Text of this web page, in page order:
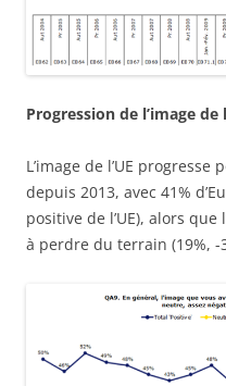
Progression de l’image
L’image de l’UE
depuis 2013, avec 41%
positive de l’UE), alors
à perdre du terrain (19%, -